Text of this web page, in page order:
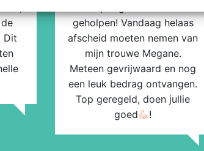
Dit
geholpen! Vandaag helaas
afscheid moeten nemen van
mijn trouwe Megane.
Meteen gevrijwaard en nog
een leuk bedrag ontvangen.
Top geregeld, doen jullie
goed
!